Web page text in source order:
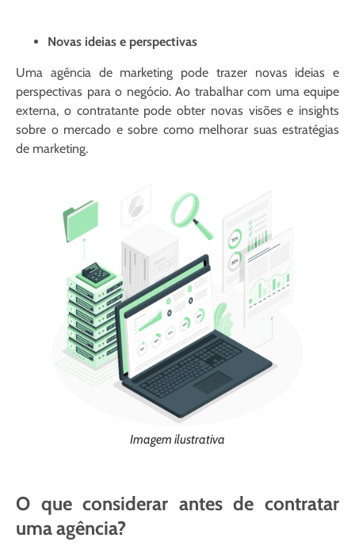
Novas ideias e perspectivas
Uma agência de marketing pode trazer novas ideias e
perspectivas para o negócio. Ao trabalhar com uma equipe
externa, o contratante pode obter novas visões e insights
sobre o mercado e sobre como melhorar suas estratégias
de marketing.
Imagem ilustrativa
O que considerar antes de contratar
uma agência?